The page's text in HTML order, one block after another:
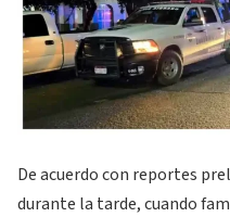
De acuerdo con reportes
durante la tarde, cuando